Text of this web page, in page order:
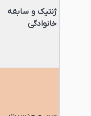
ژنتیک و سابقه
خانوادگی